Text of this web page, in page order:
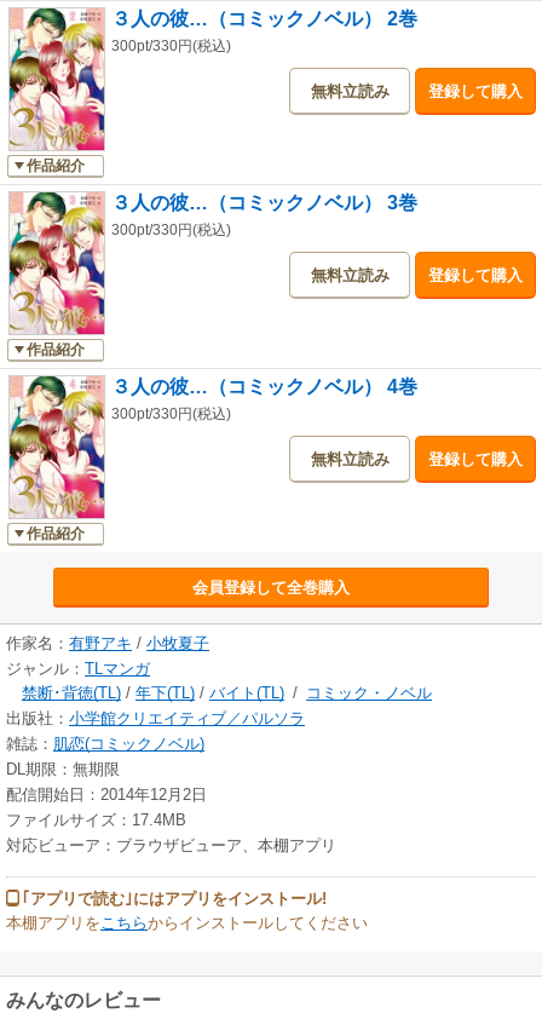
作品紹介
３人の彼…（コミックノベル） 2巻
300pt/330円(税込)
無料立読み 登録して購入
作品紹介
３人の彼…（コミックノベル） 3巻
300pt/330円(税込)
無料立読み 登録して購入
作品紹介
３人の彼…（コミックノベル） 4巻
300pt/330円(税込)
無料立読み 登録して購入
会員登録して全巻購入
作家名： 有野アキ / 小牧夏子
ジャンル： TLマンガ
禁断･背徳(TL) / 年下(TL) / バイト(TL) / コミック・ノベル
出版社： 小学館クリエイティブ／パルソラ
雑誌： 肌恋(コミックノベル)
DL期限：無期限
配信開始日：2014年12月2日
ファイルサイズ：17.4MB
対応ビューア：ブラウザビューア、本棚アプリ
｢アプリで読む｣にはアプリをインストール!
本棚アプリをこちらからインストールしてください
みんなのレビュー